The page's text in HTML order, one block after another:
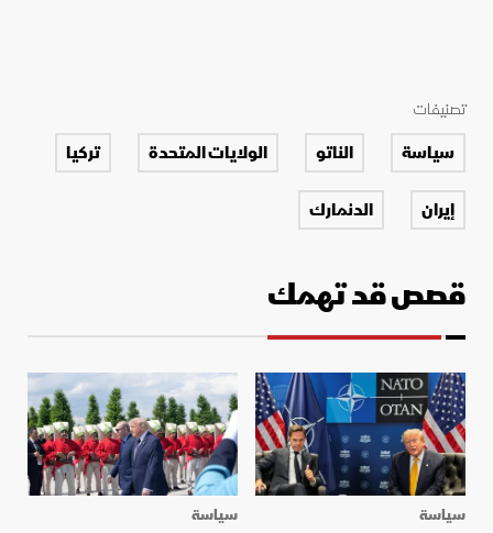
تصنيفات
سياسة الناتو الولايات المتحدة
تركيا
إيران
الدنمارك
قصص قد تهمك
سياسة
سياسة